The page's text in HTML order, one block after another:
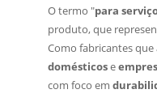
O termo "para
produto, que
Como fabricantes
domésticose
com foco em